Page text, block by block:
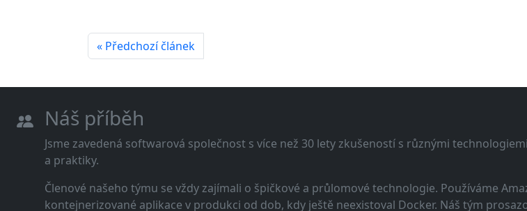
« Předchozí článek
Náš příběh
Jsme zavedená softwarová společnost s více než 30 lety zkušeností s různými
a praktiky.
Členové našeho týmu se vždy zajímali o špičkové a průlomové technologie. Používáme
kontejnerizované aplikace v produkci od dob, kdy ještě neexistoval Docker. Náš tým